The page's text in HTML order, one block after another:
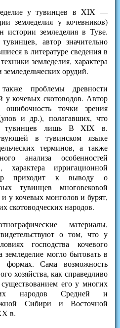
у тувинцев в XIX —
земледелия у кочевников)
истории земледелия в Туве.
автор значительно
в литературе сведения в
земледелия, характера
орудий.
проблемы древности
у кочевых скотоводов. Автор
ошибочность точки зрения
и др.), полагавших, что
у тувинцев лишь В XIX в.
в тувинском языке
терминов, а также
анализа особенностей
характера ирригационной
приходит к выводу о
тувинцев многовековой
у кочевых монголов и бурят,
народов.
материалы,
о том, что у
господства кочевого
земледелие могло бытовать в
формах. Сама возможность
хозяйства, как справедливо
существованием его у многих
народов Средней и
Сибири и Восточной
в.